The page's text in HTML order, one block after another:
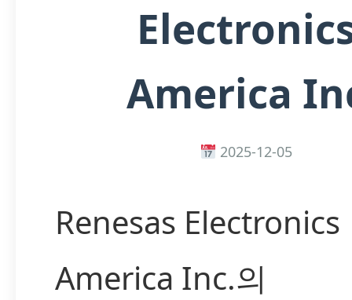
America
2025-12-05
Renesas Electronics
America Inc.의